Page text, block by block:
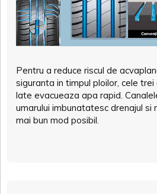
Pentru a reduce riscul de
siguranta in timpul ploilor, cele
late evacueaza apa rapid.
umarului imbunatatesc drenajul si
mai bun mod posibil.